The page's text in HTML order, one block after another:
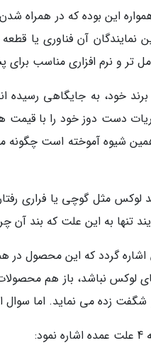
این بوده که در همراه شدن
نمایندگان آن فناوری یا
تر و نرم افزاری مناسب برای
خود، به جایگاهی رسیده
دست دوز خود را با قیمت
همین شیوه آموخته است
مثل گوچی یا فراری
اشاره گردد که این محصول
لوکس نباشد، باز هم
شگفت زده می نماید. اما